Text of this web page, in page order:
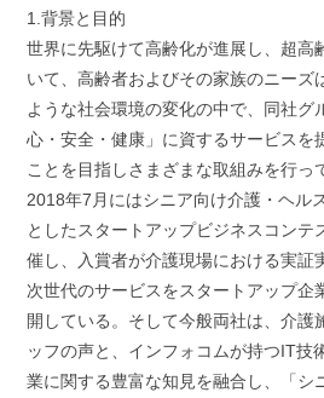
1.背景と目的
世界に先駆けて高齢化が進展し、超高
いて、高齢者およびその家族のニーズ
ような社会環境の変化の中で、同社グ
心・安全・健康」に資するサービスを
ことを目指しさまざまな取組みを行っ
2018年7月にはシニア向け介護・ヘル
としたスタートアップビジネスコンテ
催し、入賞者が介護現場における実証
次世代のサービスをスタートアップ企
開している。そして今般両社は、介護
ッフの声と、インフォコムが持つIT技
業に関する豊富な知見を融合し、「シ